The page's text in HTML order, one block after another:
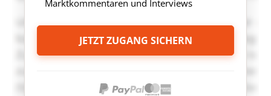
Marktkommentaren und Interviews
JETZT ZUGANG SICHERN